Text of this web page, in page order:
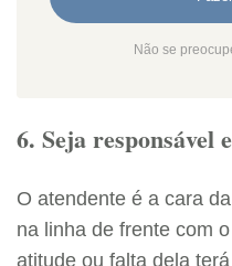
Não se
6. Seja responsável
O atendente é a cara
na linha de frente com
atitude ou falta dela